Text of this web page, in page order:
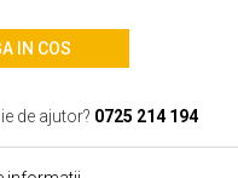
IN COS
de ajutor? 0725 214 194